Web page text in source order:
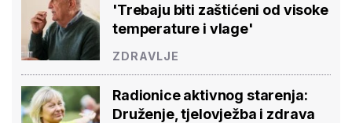
'Trebaju biti zaštićeni od visoke
temperature i vlage'
ZDRAVLJE
Radionice aktivnog starenja:
Druženje, tjelovježba i zdrava